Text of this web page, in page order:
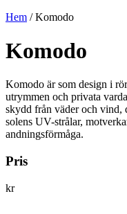
Hem / Komodo
Komodo
Komodo är som design i
utrymmen och privata
skydd från väder och vind,
solens UV-strålar,
andningsförmåga.
Pris
kr